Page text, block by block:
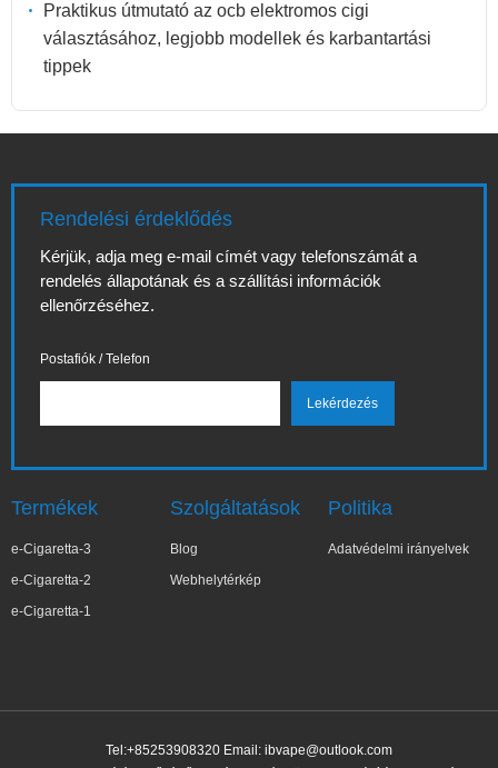
Praktikus útmutató az ocb elektromos cigi
választásához, legjobb modellek és karbantartási
tippek
Rendelési érdeklődés
Kérjük, adja meg e-mail címét vagy telefonszámát a
rendelés állapotának és a szállítási információk
ellenőrzéséhez.
Postafiók / Telefon
Termékek
e-Cigaretta-3
e-Cigaretta-2
e-Cigaretta-1
Szolgáltatások
Blog
Webhelytérkép
Politika
Adatvédelmi irányelvek
Tel:+85253908320 Email: ibvape@outlook.com